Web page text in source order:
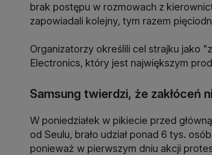
brak postępu w rozmowach z
zapowiadali kolejny, tym razem
Organizatorzy określili cel strajku jako
Electronics, który jest największym
Samsung twierdzi, że zakłóceń
W poniedziałek w pikiecie przed
od Seulu, brało udział ponad 6 tys.
ponieważ w pierwszym dniu akcji